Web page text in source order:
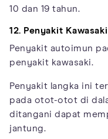
10 dan 19 tahun.
12. Penyakit Kawasaki
Penyakit autoimun
penyakit kawasaki.
Penyakit langka ini
pada otot-otot di
ditangani dapat
jantung.